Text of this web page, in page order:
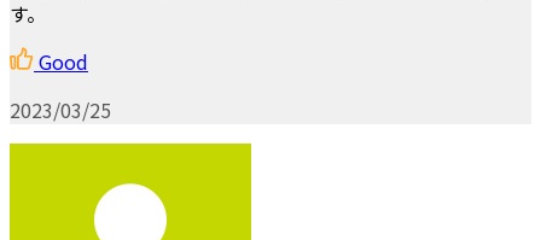
す。
Good
2023/03/25